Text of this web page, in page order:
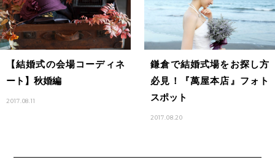
【結婚式の会場コーディネ
ート】秋婚編
2017.08.11
鎌倉で結婚式場をお探し方
必見！『萬屋本店』フォト
スポット
2017.08.20